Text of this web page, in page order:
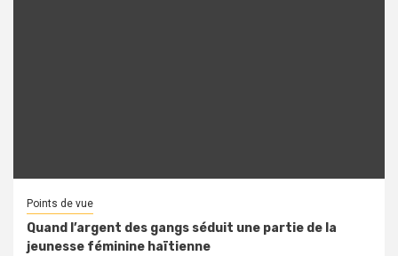
Points de vue
Quand l’argent des gangs séduit une partie de la
jeunesse féminine haïtienne